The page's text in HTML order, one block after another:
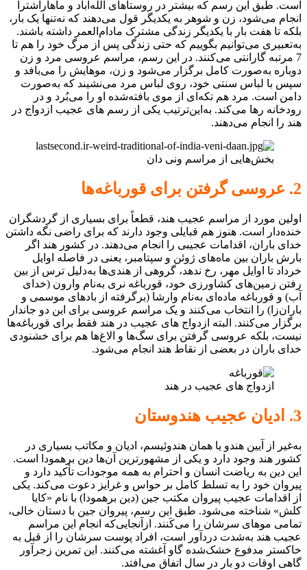
است. طبق این رسم که بیشتر در روستاهای الله‌آباد و ماهاراشترا
انجام می‌شود، زن و شوهر به یکدیگر قول می‌دهند که نه‌تنها یک بار،
بلکه تا هفت بار با یکدیگر زندگی مشترک مادام‌العمر داشته باشند.
به‌تعبیری می‌توانیم بگوییم که حتی زندگی پس از مرگ خود را هم تا
7 مرتبه گارانتی می‌کنند. در این رسم، مراسم عروسی مرد و زن
دوباره به‌صورت کامل برگزار می‌شود و زن، موهایش را می‌بافد و
سپس با لباس سنتی خود، روی لباس مرد می‌نشیند که به‌صورت
دامن است. مرد هم تکه‌ای از موی بافته‌شده او را می‌بُرد و در
رودخانه رها می‌کند. به‌این‌ترتیب یکی از رسم های عجیب ازدواج در
هند را انجام می‌دهند.
بخش‌هایی از مراسم ونی دان
2. عروسی گرفتن برای قورباغه‌ها
اولین مورد از مراسم عجیب هند، قطعاً برای بسیاری از گردشگران
خنده‌دار است. هنوز هم قبایلی وجود دارند که برای راضی نگه داشتن
خدای باران، اقدامات عجیبی را انجام می‌دهند. در کشور هند اگر
بارش باران بین ماه‌های ژوئن و سپتامبر، یعنی در فاصله اوایل
خرداد تا اوایل مهر، رخ ندهد، گروهی از هندی‌ها به‌دلیل ترس از بین
رفتن زمین‌های کشاورزی خود، قورباغه نری به‌نام وارون (خدای
آب) و قورباغه ماده‌ای به‌نام وارشا (برگرفته از بادهای موسمی و
باران‌زا) را انتخاب می‌کنند و یک مراسم عروسی برای این دو جاندار
برگزار می‌کنند. البته ازدواج های عجیب در هند فقط برای قورباغه‌ها
نیست، بلکه عروسی گرفتن برای سگ‌ها و الاغ‌ها هم برای خشنودی
خدای باران در بعضی از نقاط هند انجام می‌شود.
ازدواج های عجیب در هند
3. ادیان عجیب هندوستان
به‌غیر از آیین هندو یا همان هندوئیسم، ادیان و مکاتب بسیاری در
کشور هند وجود دارد و یکی از مشهورترین‌ آن‌ها دین برهمودا است.
این دین به ریاضت انسان و احترام به همه موجودات تأکید دارد و
پیروان خود را به تسلط کامل بر حواس و غرایز دعوت می‌کند. یکی
از اقدامات عجیب پیروان مکتب جین (دین برهمودا) با نام «کایا
کلش» شناخته می‌شود. طبق این رسم، پیروان جین با دستان خالی،
تمامی مو‌های سرشان را می‌کَنند. ازآنجایی‌که انجام این مراسم
عجیب هند به‌شدت دردآور است، افراد پوست سرشان را از قبل به
خاکستر مدفوع خشک‌شده گاو آغشته می‌کنند. این تمرین زجرآور
گاهی اوقات دو بار در سال اتفاق می‌افتد.